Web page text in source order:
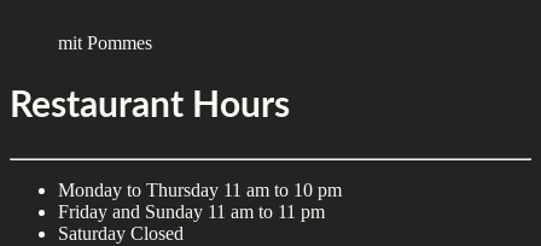
mit Pommes
Restaurant Hours
Monday to Thursday 11 am to 10 pm
Friday and Sunday 11 am to 11 pm
Saturday Closed